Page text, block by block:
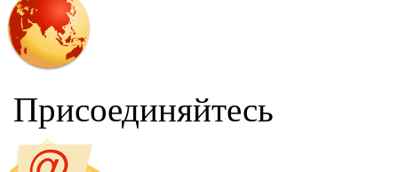
Присоединяйтесь